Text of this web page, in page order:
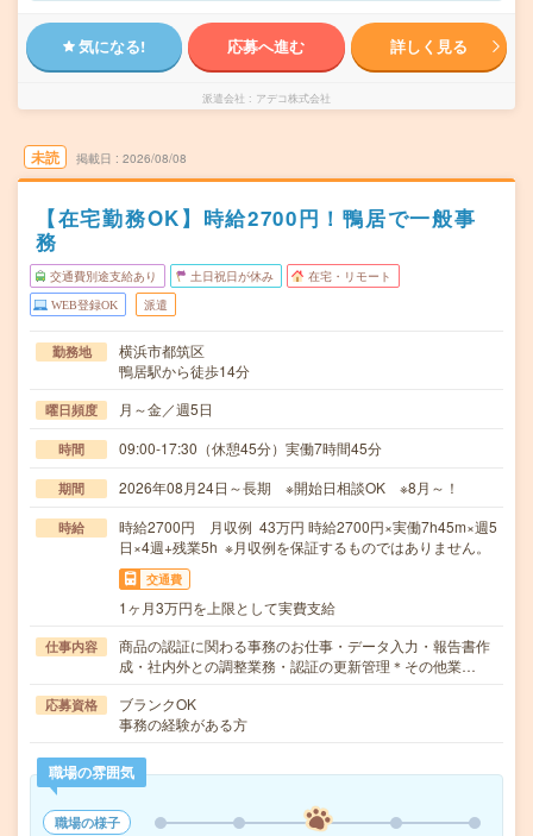
気になる! 応募へ進む 詳しく見る
派遣会社 アデコ株式会社
未読 掲載日 2026/08/08
【在宅勤務OK】時給2700円！鴨居で一般事
務
交通費別途支給あり 土日祝日が休み 在宅・リモート
WEB登録OK 派遣
勤務地
横浜市都筑区
鴨居駅から徒歩14分
曜日頻度 月～金／週5日
時間 09:00-17:30（休憩45分）実働7時間45分
期間 2026年08月24日～長期 ※開始日相談OK ※8月～！
時給
時給2700円 月収例 43万円 時給2700円×実働7h45m×週5
日×4週+残業5h ※月収例を保証するものではありません。
交通費
1ヶ月3万円を上限として実費支給
仕事内容
商品の認証に関わる事務のお仕事・データ入力・報告書作
成・社内外との調整業務・認証の更新管理＊その他業…
応募資格
ブランクOK
事務の経験がある方
職場の雰囲気
職場の様子